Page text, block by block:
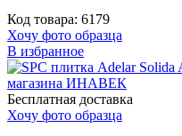
Код товара: 6179
Хочу фото образца
В избранное
Бесплатная доставка
Хочу фото образца